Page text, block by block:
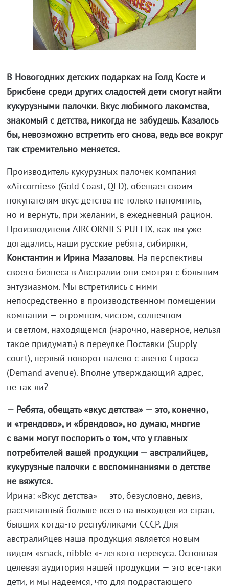
В Новогодних детских подарках на Голд Косте и
Брисбене среди других сладостей дети смогут найти
кукурузными палочки. Вкус любимого лакомства,
знакомый с детства, никогда не забудешь. Казалось
бы, невозможно встретить его снова, ведь все вокруг
так стремительно меняется.
Производитель кукурузных палочек компания
«Aircornies» (Gold Coast, QLD), обещает своим
покупателям вкус детства не только напомнить,
но и вернуть, при желании, в ежедневный рацион.
Производители AIRCORNIES PUFFIX, как вы уже
догадались, наши русские ребята, сибиряки,
Константин и Ирина Мазаловы. На перспективы
своего бизнеса в Австралии они смотрят с большим
энтузиазмом. Мы встретились с ними
непосредственно в производственном помещении
компании — огромном, чистом, солнечном
и светлом, находящемся (нарочно, наверное, нельзя
такое придумать) в переулке Поставки (Supply
court), первый поворот налево с авеню Спроса
(Demand avenue). Вполне утверждающий адрес,
не так ли?
— Ребята, обещать «вкус детства» — это, конечно,
и «трендово», и «брендово», но думаю, многие
с вами могут поспорить о том, что у главных
потребителей вашей продукции — австралийцев,
кукурузные палочки с воспоминаниями о детстве
не вяжутся.
Ирина: «Вкус детства» — это, безусловно, девиз,
рассчитанный больше всего на выходцев из стран,
бывших когда-то республиками СССР. Для
австралийцев наша продукция является новым
видом «snack, nibble «- легкого перекуса. Основная
целевая аудитория нашей продукции — это все-таки
дети, и мы надеемся, что для подрастающего